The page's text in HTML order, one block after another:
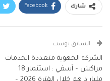
شارك Facebook
Telegram
السابق بوست
الشركة الجهوية متعددة الخدمات
مراكش – آسفي : استثمار 18